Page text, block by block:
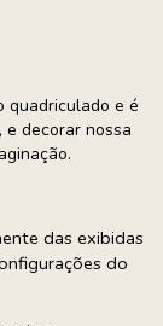
quadriculado e é
decorar nossa
das exibidas
do